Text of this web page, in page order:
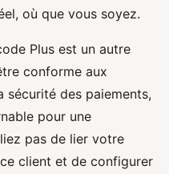
où que vous soyez.
Plus est un autre
conforme aux
sécurité des paiements,
pour une
pas de lier votre
client et de configurer